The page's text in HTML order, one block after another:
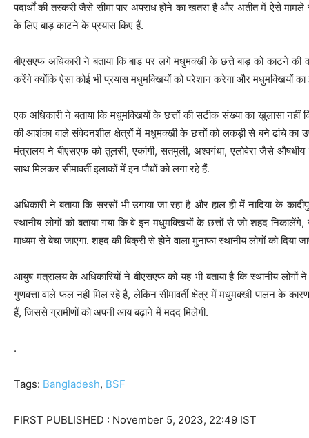
पदार्थों की तस्करी जैसे सीमा पार अपराध होने का खतरा है और अतीत में ऐसे
के लिए बाड़ काटने के प्रयास किए हैं.
बीएसएफ अधिकारी ने बताया कि बाड़ पर लगे मधुमक्खी के छत्ते बाड़ को काटने
करेंगे क्योंकि ऐसा कोई भी प्रयास मधुमक्खियों को परेशान करेगा और मधुमक्खियों
एक अधिकारी ने बताया कि मधुमक्खियों के छत्तों की सटीक संख्या का खुलासा
की आशंका वाले संवेदनशील क्षेत्रों में मधुमक्खी के छत्तों को लकड़ी से बने ढांचे का
मंत्रालय ने बीएसएफ को तुलसी, एकांगी, सतमुली, अश्वगंधा, एलोवेरा जैसे
साथ मिलकर सीमावर्ती इलाकों में इन पौधों को लगा रहे हैं.
अधिकारी ने बताया कि सरसों भी उगाया जा रहा है और हाल ही में नादिया के
स्थानीय लोगों को बताया गया कि वे इन मधुमक्खियों के छत्तों से जो शहद
माध्यम से बेचा जाएगा. शहद की बिक्री से होने वाला मुनाफा स्थानीय लोगों को दिया
आयुष मंत्रालय के अधिकारियों ने बीएसएफ को यह भी बताया है कि स्थानीय
गुणवत्ता वाले फल नहीं मिल रहे है, लेकिन सीमावर्ती क्षेत्र में मधुमक्खी पालन के
हैं, जिससे ग्रामीणों को अपनी आय बढ़ाने में मदद मिलेगी.
.
Tags: Bangladesh, BSF
FIRST PUBLISHED : November 5, 2023, 22:49 IST